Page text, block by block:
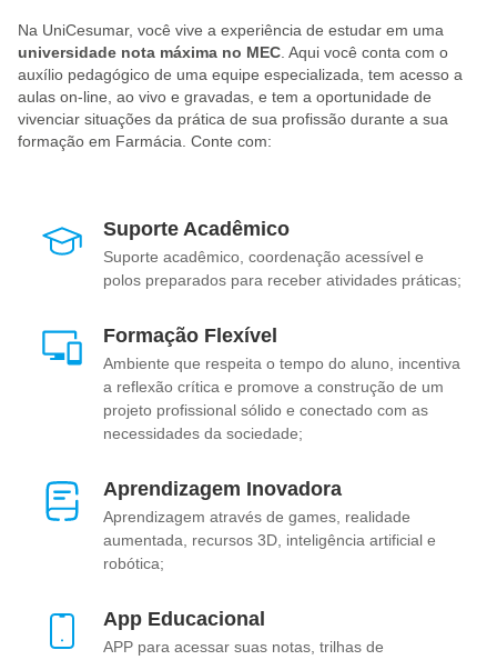
Na UniCesumar, você vive a experiência de estudar em uma
universidade nota máxima no MEC. Aqui você conta com o
auxílio pedagógico de uma equipe especializada, tem acesso a
aulas on-line, ao vivo e gravadas, e tem a oportunidade de
vivenciar situações da prática de sua profissão durante a sua
formação em Farmácia. Conte com:
Suporte Acadêmico
Suporte acadêmico, coordenação acessível e
polos preparados para receber atividades práticas;
Formação Flexível
Ambiente que respeita o tempo do aluno, incentiva
a reflexão crítica e promove a construção de um
projeto profissional sólido e conectado com as
necessidades da sociedade;
Aprendizagem Inovadora
Aprendizagem através de games, realidade
aumentada, recursos 3D, inteligência artificial e
robótica;
App Educacional
APP para acessar suas notas, trilhas de